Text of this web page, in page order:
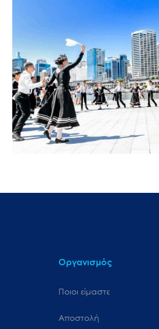
Οργανισμός
Ποιοι είμαστε
Αποστολή